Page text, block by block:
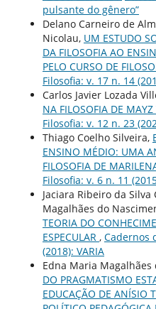
pulsante do gênero”
Delano Carneiro de
Nicolau, UM ESTUDO
DA FILOSOFIA AO
PELO CURSO DE
Filosofia: v. 17 n. 14
Carlos Javier Lozada
NA FILOSOFIA DE MAYZ
Filosofia: v. 12 n. 23
Thiago Coelho Silveira,
ENSINO MÉDIO: UMA
FILOSOFIA DE
Filosofia: v. 6 n. 11
Jaciara Ribeiro da Silva
Magalhães do
TEORIA DO
ESPECULAR , Cadernos
(2018): VARIA
Edna Maria Magalhães
DO PRAGMATISMO
EDUCAÇÃO DE ANÍSIO